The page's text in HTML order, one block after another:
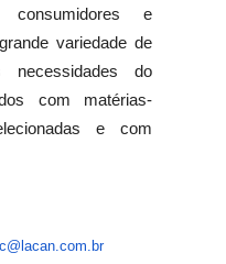
e
variedade de
necessidades do
com matérias-
e com